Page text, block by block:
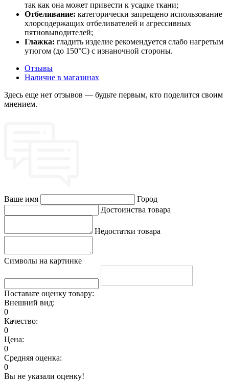
так как она может привести к усадке ткани;
Отбеливание: категорически запрещено использование
хлорсодержащих отбеливателей и агрессивных
пятновыводителей;
Глажка: гладить изделие рекомендуется слабо нагретым
утюгом (до 150°C) с изнаночной стороны.
Отзывы
Наличие в магазинах
Здесь еще нет отзывов — будьте первым, кто поделится своим
мнением.
Ваше имя
Город
Достоинства товара
Недостатки товара
Символы на картинке
Поставьте оценку товару:
Внешний вид:
0
Качество:
0
Цена:
0
Средняя оценка:
0
Вы не указали оценку!